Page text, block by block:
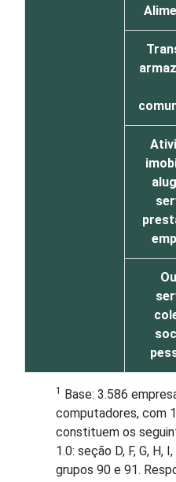
1 Base: 3.586
computadores, com
constituem os
1.0: seção D, F, G, H,
grupos 90 e 91.